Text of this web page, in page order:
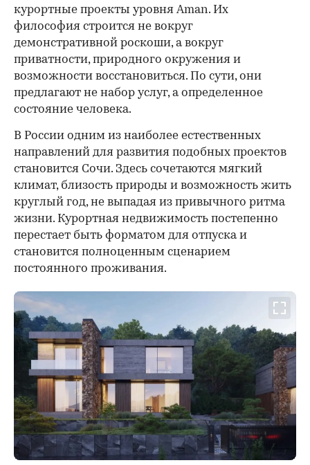
курортные проекты уровня Aman. Их
философия строится не вокруг
демонстративной роскоши, а вокруг
приватности, природного окружения и
возможности восстановиться. По сути, они
предлагают не набор услуг, а определенное
состояние человека.
В России одним из наиболее естественных
направлений для развития подобных проектов
становится Сочи. Здесь сочетаются мягкий
климат, близость природы и возможность жить
круглый год, не выпадая из привычного ритма
жизни. Курортная недвижимость постепенно
перестает быть форматом для отпуска и
становится полноценным сценарием
постоянного проживания.